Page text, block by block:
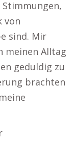
Stimmungen,
von
sind. Mir
meinen Alltag
geduldig zu
brachten